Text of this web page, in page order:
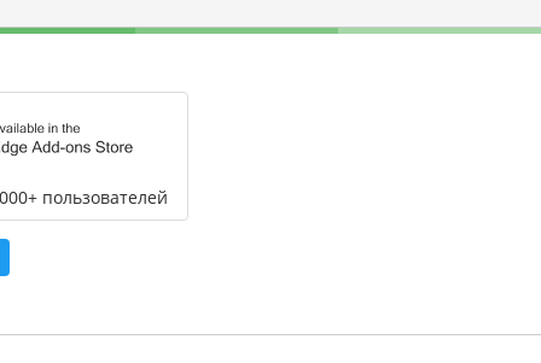
пользователей